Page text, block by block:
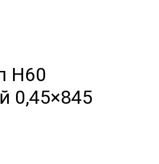
Н60
0,45×845